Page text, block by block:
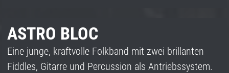
ASTRO BLOC
Eine junge, kraftvolle Folkband mit zwei brillanten
Fiddles, Gitarre und Percussion als Antriebssystem.